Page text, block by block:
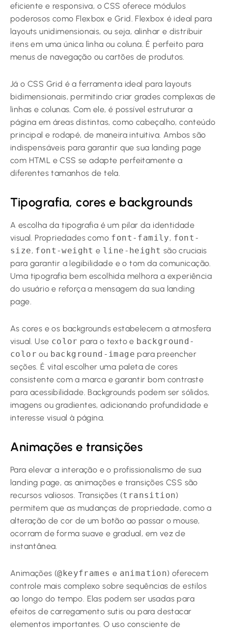
eficiente e responsiva, o CSS oferece módulos
poderosos como Flexbox e Grid. Flexbox é ideal para
layouts unidimensionais, ou seja, alinhar e distribuir
itens em uma única linha ou coluna. É perfeito para
menus de navegação ou cartões de produtos.
Já o CSS Grid é a ferramenta ideal para layouts
bidimensionais, permitindo criar grades complexas de
linhas e colunas. Com ele, é possível estruturar a
página em áreas distintas, como cabeçalho, conteúdo
principal e rodapé, de maneira intuitiva. Ambos são
indispensáveis para garantir que sua landing page
com HTML e CSS se adapte perfeitamente a
diferentes tamanhos de tela.
Tipografia, cores e backgrounds
A escolha da tipografia é um pilar da identidade
visual. Propriedades como font-family, font-
size, font-weight e line-height são cruciais
para garantir a legibilidade e o tom da comunicação.
Uma tipografia bem escolhida melhora a experiência
do usuário e reforça a mensagem da sua landing
page.
As cores e os backgrounds estabelecem a atmosfera
visual. Use color para o texto e background-
color ou background-image para preencher
seções. É vital escolher uma paleta de cores
consistente com a marca e garantir bom contraste
para acessibilidade. Backgrounds podem ser sólidos,
imagens ou gradientes, adicionando profundidade e
interesse visual à página.
Animações e transições
Para elevar a interação e o profissionalismo de sua
landing page, as animações e transições CSS são
recursos valiosos. Transições (transition)
permitem que as mudanças de propriedade, como a
alteração de cor de um botão ao passar o mouse,
ocorram de forma suave e gradual, em vez de
instantânea.
Animações (@keyframes e animation) oferecem
controle mais complexo sobre sequências de estilos
ao longo do tempo. Elas podem ser usadas para
efeitos de carregamento sutis ou para destacar
elementos importantes. O uso consciente de